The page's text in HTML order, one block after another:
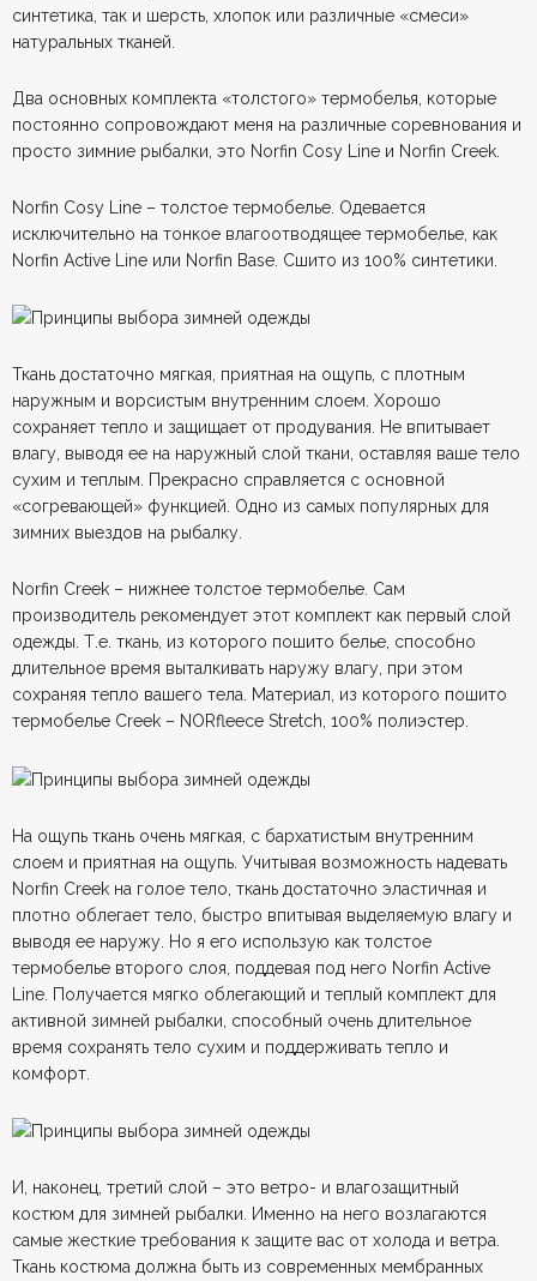
синтетика, так и шерсть, хлопок или различные «смеси»
натуральных тканей.
Два основных комплекта «толстого» термобелья, которые
постоянно сопровождают меня на различные соревнования и
просто зимние рыбалки, это Norfin Cosy Line и Norfin Creek.
Norfin Cosy Line – толстое термобелье. Одевается
исключительно на тонкое влагоотводящее термобелье, как
Norfin Active Line или Norfin Base. Сшито из 100% синтетики.
Ткань достаточно мягкая, приятная на ощупь, с плотным
наружным и ворсистым внутренним слоем. Хорошо
сохраняет тепло и защищает от продувания. Не впитывает
влагу, выводя ее на наружный слой ткани, оставляя ваше тело
сухим и теплым. Прекрасно справляется с основной
«согревающей» функцией. Одно из самых популярных для
зимних выездов на рыбалку.
Norfin Creek – нижнее толстое термобелье. Сам
производитель рекомендует этот комплект как первый слой
одежды. Т.е. ткань, из которого пошито белье, способно
длительное время выталкивать наружу влагу, при этом
сохраняя тепло вашего тела. Материал, из которого пошито
термобелье Creek – NORfleece Stretch, 100% полиэстер.
На ощупь ткань очень мягкая, с бархатистым внутренним
слоем и приятная на ощупь. Учитывая возможность надевать
Norfin Creek на голое тело, ткань достаточно эластичная и
плотно облегает тело, быстро впитывая выделяемую влагу и
выводя ее наружу. Но я его использую как толстое
термобелье второго слоя, поддевая под него Norfin Active
Line. Получается мягко облегающий и теплый комплект для
активной зимней рыбалки, способный очень длительное
время сохранять тело сухим и поддерживать тепло и
комфорт.
И, наконец, третий слой – это ветро- и влагозащитный
костюм для зимней рыбалки. Именно на него возлагаются
самые жесткие требования к защите вас от холода и ветра.
Ткань костюма должна быть из современных мембранных